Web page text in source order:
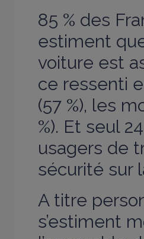
85 % des
estiment
voiture est
ce ressenti
(57 %), les
%). Et seul
usagers de
sécurité sur
A titre
s’estiment